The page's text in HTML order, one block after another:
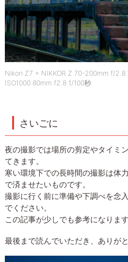
Nikon Z7 + NIKKOR Z 70-200mm f/2.8
ISO1000 80mm f2.8 1/100秒
さいごに
夜の撮影では場所の剪定やタイミ
てきます。
寒い環境下での長時間の撮影は体
で済ませたいものです。
撮影に行く前に準備や下調べを念
でください。
この記事が少しでも参考になります
最後まで読んでいただき、ありが